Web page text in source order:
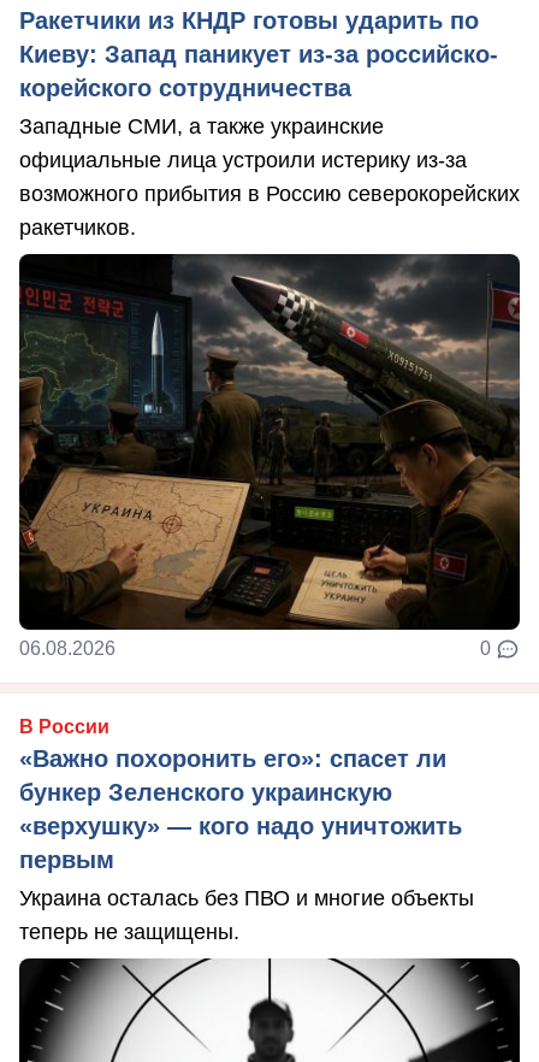
Ракетчики из КНДР готовы ударить по
Киеву: Запад паникует из-за российско-
корейского сотрудничества
Западные СМИ, а также украинские
официальные лица устроили истерику из-за
возможного прибытия в Россию северокорейских
ракетчиков.
06.08.2026 0
В России
«Важно похоронить его»: спасет ли
бункер Зеленского украинскую
«верхушку» — кого надо уничтожить
первым
Украина осталась без ПВО и многие объекты
теперь не защищены.